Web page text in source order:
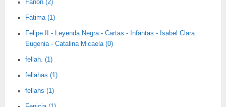
Fanon (2)
Fátima (1)
Felipe II - Leyenda Negra - Cartas - Infantas - Isabel Clara
Eugenia - Catalina Micaela (0)
fellah. (1)
fellahas (1)
fellahs (1)